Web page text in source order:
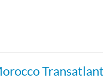
garantiert-[XQ]